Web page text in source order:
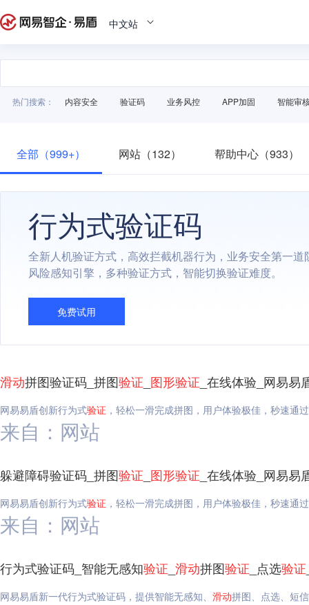
中文站
热门搜索： 内容安全 验证码 业务风控 APP加固 智能审
全部（999+） 网站（132） 帮助中心（933）
行为式验证码
全新人机验证方式，高效拦截机器行为，业务安全第一道
风险感知引擎，多种验证方式，智能切换验证难度。
免费试用
滑动拼图验证码_拼图验证 图形验证 _在线体验_网易易
网易易盾创新行为式验证 ，轻松一滑完成拼图，用户体验极佳，秒速通过
来自：网站
躲避障碍验证码_拼图验证 图形验证 _在线体验_网易易
网易易盾创新行为式验证 ，轻松一滑完成拼图，用户体验极佳，秒速通过
来自：网站
行为式验证码_智能无感知验证 滑动拼图验证 _点选验证
网易易盾新一代行为式验证码，提供智能无感知、 滑动拼图、点选、短